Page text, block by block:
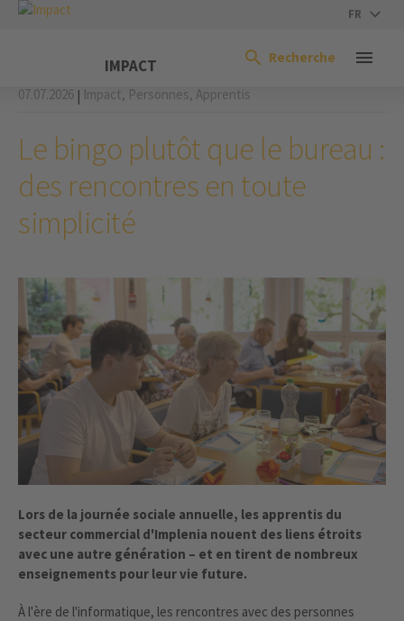
FR
IMPACT Recherche
07.07.2026 | Impact, Personnes, Apprentis
Le bingo plutôt que le bureau :
des rencontres en toute
simplicité
Lors de la journée sociale annuelle, les apprentis du
secteur commercial d'Implenia nouent des liens étroits
avec une autre génération – et en tirent de nombreux
enseignements pour leur vie future.
À l'ère de l'informatique, les rencontres avec des personnes